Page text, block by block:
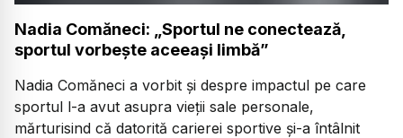
Nadia Comăneci: „Sportul ne conectează,
sportul vorbește aceeași limbă”
Nadia Comăneci a vorbit și despre impactul pe care
sportul l-a avut asupra vieții sale personale,
mărturisind că datorită carierei sportive și-a întâlnit